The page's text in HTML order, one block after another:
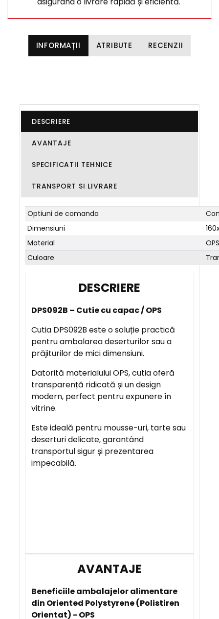
INFORMAȚII ATRIBUTE RECENZII
DESCRIERE
AVANTAJE
SPECIFICATII TEHNICE
TRANSPORT SI LIVRARE
Optiuni de comanda
Dimensiuni
Material
OPS
Culoare
S
C
R
I
R
E
V
A
N
T
DPS092B – Cutie cu capac / OPS
Cutia DPS092B este o soluție practică
pentru ambalarea deserturilor sau a
prăjiturilor de mici dimensiuni.
Datorită materialului OPS, cutia oferă
transparență ridicată și un design
modern, perfect pentru expunere în
vitrine.
Este ideală pentru mousse-uri, tarte sau
deserturi delicate, garantând
transportul sigur și prezentarea
impecabilă.
Beneficiileambalajelor alimentare
din Oriented Polystyrene (Polistiren
Orientat) - OPS